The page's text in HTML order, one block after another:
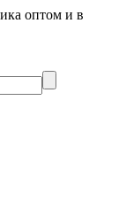
оптом и в